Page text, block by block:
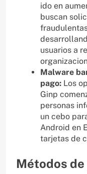
ido en
buscan
usuarios a
Malware
pago: Los
Ginp
personas
un cebo
Android en
tarjetas de
Métodos